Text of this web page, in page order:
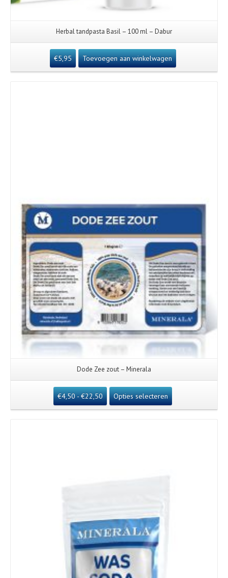
Herbal tandpasta Basil – 100 ml – Dabur
€5,95 Toevoegen aan winkelwagen
Dode Zee zout – Minerala
€4,50- €22,50 Opties selecteren